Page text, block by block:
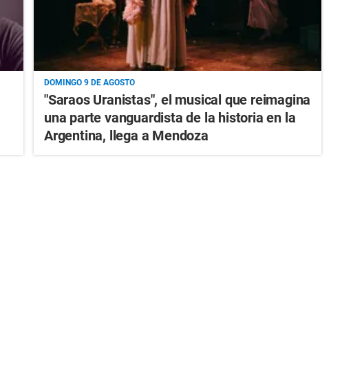
DOMINGO 9 DE AGOSTO
"Saraos Uranistas", el musical que reimagina
una parte vanguardista de la historia en la
Argentina, llega a Mendoza